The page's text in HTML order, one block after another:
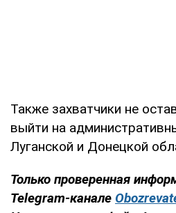
Также захватчики не
выйти на
Луганской и Донецкой
Только проверенная
Telegram-канале